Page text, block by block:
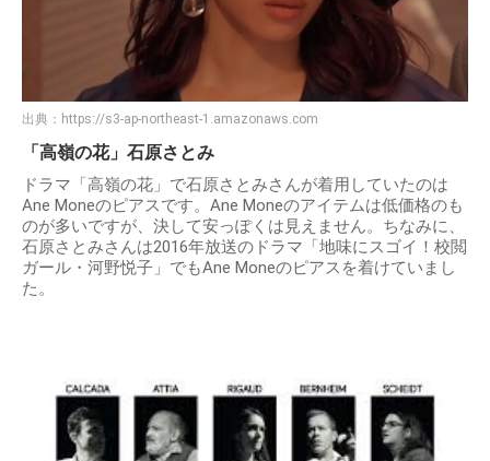
出典： https://s3-ap-northeast-1.amazonaws.com
「高嶺の花」石原さとみ
ドラマ「高嶺の花」で石原さとみさんが着用していたのは
Ane Moneのピアスです。Ane Moneのアイテムは低価格のも
のが多いですが、決して安っぽくは見えません。ちなみに、
石原さとみさんは2016年放送のドラマ「地味にスゴイ！校閲
ガール・河野悦子」でもAne Moneのピアスを着けていまし
た。